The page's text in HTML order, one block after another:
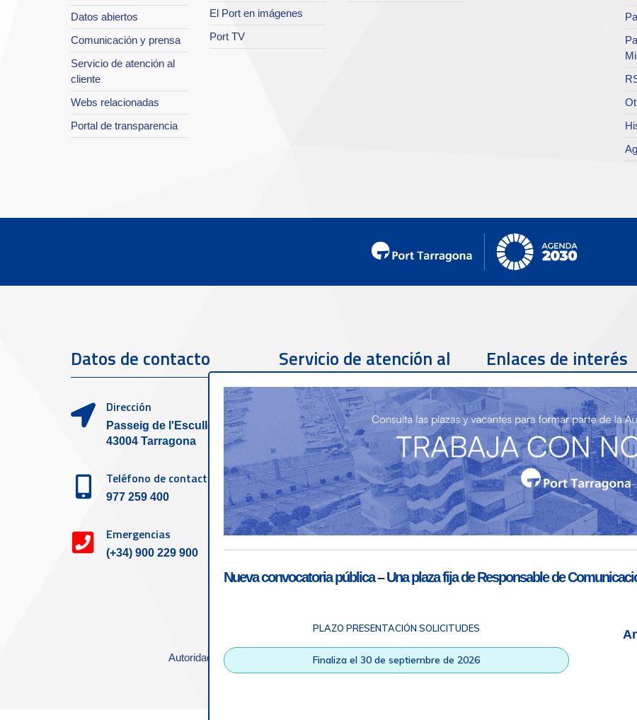
Datos abiertos
Comunicación y prensa
Servicio de atención al
cliente
Webs relacionadas
Portal de transparencia
El Port en imágenes
Port TV
Datos de contacto
Dirección
Passeig de l'Escullera s/n,
43004 Tarragona
Teléfono de contacto
977 259 400
Emergencias
(+34) 900 229 900
Servicio de atención al
cliente
Teléfono de contacto
977 259 462
Email de contacto
sac@porttarragona.cat
Información SAC
Enlaces de interés
Partners
Accesibilidad| Nota legal| Info RGPD| Información de grabación telefónica |
Autoridad Portuaria de Tarragona © Todos los derechos reservados | Diseño Web Responsive |
Nueva convocatoria pública – Una plaza fija de Responsable de
PLAZO PRESENTACIÓN SOLICITUDES
Finaliza el 30 de septiembre de 2026